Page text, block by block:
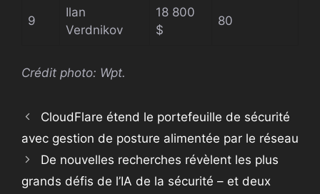
9
Ilan
Verdnikov
18 800
$
80
Crédit photo: Wpt.
CloudFlare étend le portefeuille de sécurité
avec gestion de posture alimentée par le réseau
De nouvelles recherches révèlent les plus
grands défis de l’IA de la sécurité – et deux